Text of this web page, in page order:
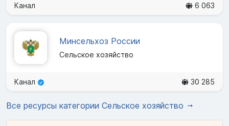
Канал 6 063
Минсельхоз России
Сельское хозяйство
Канал 30 285
Все ресурсы категории Сельское хозяйство